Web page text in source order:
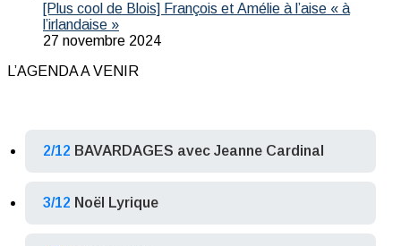
[Plus cool de Blois] François et Amélie à l’aise « à
l’irlandaise »
27 novembre 2024
L’AGENDA A VENIR
2/12 BAVARDAGES avec Jeanne Cardinal
3/12 Noël Lyrique